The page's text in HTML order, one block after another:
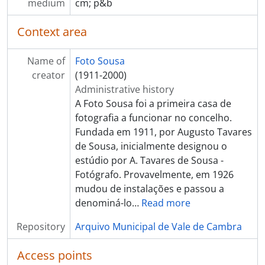
[Item] Retrato de padre
[Item] Retrato de homem
[Item] Retrato de freira
[Item] Retrato de homem com gado bovino
[Item] Retrato de criança
[Item] Retrato de criança
[Item] Retrato de mulher e criança com vestuário regional
[Item] Retrato de mulher
[Item] Retrato de mulher com vestuário regional
[Item] Retrato de mulher
[Item] Retrato de padre
[Item] Retrato de criança
[Item] Retrato de homem
[Item] Retrato de pugilista
[Item] Retrato de mulher com vestuário regional
[Item] Retrato de mulher com vestuário regional
medium
cm; p&b
Context area
Name of
creator
Foto Sousa
(1911-2000)
Administrative history
A Foto Sousa foi a primeira casa de
fotografia a funcionar no concelho.
Fundada em 1911, por Augusto Tavares
de Sousa, inicialmente designou o
estúdio por A. Tavares de Sousa -
Fotógrafo. Provavelmente, em 1926
mudou de instalações e passou a
denominá-lo… Read more
Repository
Arquivo Municipal de Vale de Cambra
Access points